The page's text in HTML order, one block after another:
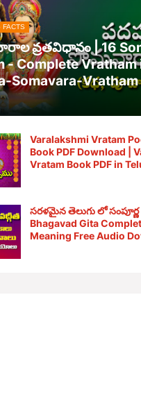
FACTS
వ్రతవిధానం | 16
- Complete Vratham
Somavara-Vratham
Varalakshmi Vratam
Book PDF Download |
Vratam Book PDF in
సరళమైన తెలుగు లో సంపూర్ణ
Bhagavad Gita
Meaning Free Audio